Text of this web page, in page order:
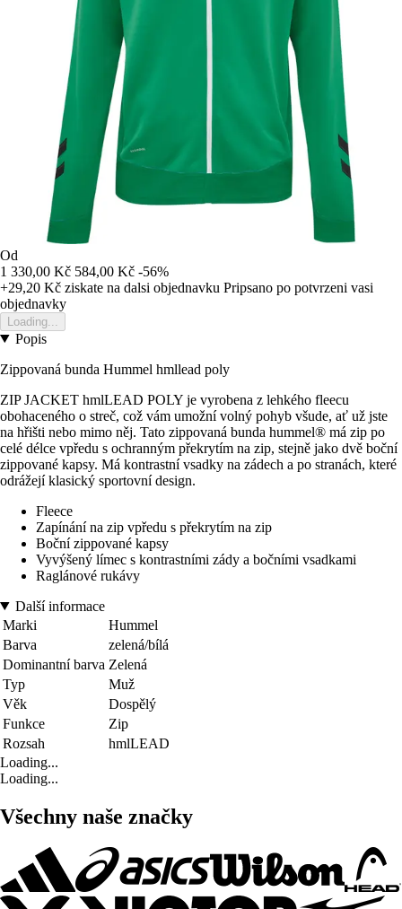
Od
1 330,00 Kč 584,00 Kč -56%
+29,20 Kč ziskate na dalsi objednavku Pripsano po potvrzeni vasi
objednavky
Loading...
Popis
Zippovaná bunda Hummel hmllead poly
ZIP JACKET hmlLEAD POLY je vyrobena z lehkého fleecu
obohaceného o streč, což vám umožní volný pohyb všude, ať už jste
na hřišti nebo mimo něj. Tato zippovaná bunda hummel® má zip po
celé délce vpředu s ochranným překrytím na zip, stejně jako dvě boční
zippované kapsy. Má kontrastní vsadky na zádech a po stranách, které
odrážejí klasický sportovní design.
Fleece
Zapínání na zip vpředu s překrytím na zip
Boční zippované kapsy
Vyvýšený límec s kontrastními zády a bočními vsadkami
Raglánové rukávy
Další informace
Marki
Hummel
Barva
zelená/bílá
Dominantní barva Zelená
Typ
Muž
Věk
Dospělý
Funkce
Zip
Rozsah
hmlLEAD
Loading...
Loading...
Všechny naše značky